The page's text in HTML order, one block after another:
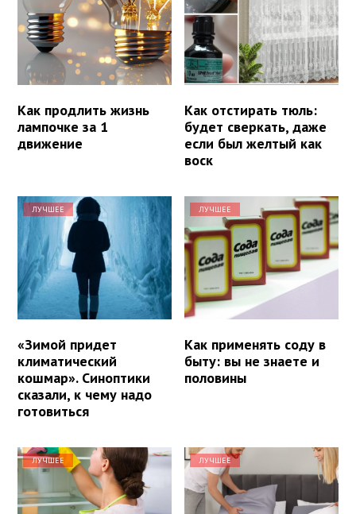
Как продлить жизнь
лампочке за 1
движение
Как отстирать тюль:
будет сверкать, даже
если был желтый как
воск
ЛУЧШЕЕ
«Зимой придет
климатический
кошмар». Синоптики
сказали, к чему надо
готовиться
ЛУЧШЕЕ
Как применять соду в
быту: вы не знаете и
половины
ЛУЧШЕЕ ЛУЧШЕЕ